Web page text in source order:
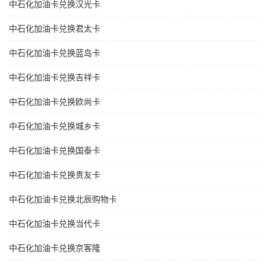
中石化加油卡兑换汉光卡
中石化加油卡兑换君太卡
中石化加油卡兑换蓝岛卡
中石化加油卡兑换吉祥卡
中石化加油卡兑换欧尚卡
中石化加油卡兑换城乡卡
中石化加油卡兑换国泰卡
中石化加油卡兑换贵友卡
中石化加油卡兑换北辰购物卡
中石化加油卡兑换当代卡
中石化加油卡兑换京客隆